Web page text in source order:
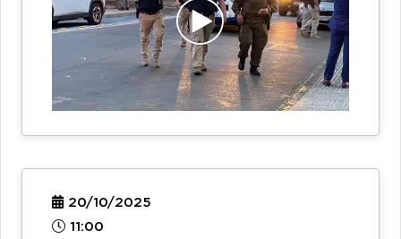
20/10/2025
11:00